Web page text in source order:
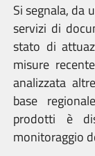
Si segnala, da
servizi di
stato di
misure
analizzata
base
prodotti è
monitoraggio